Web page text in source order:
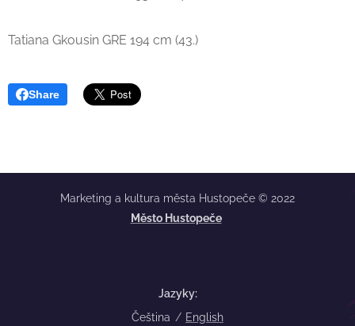
Tatiana Gkousin GRE 194 cm (43.)
Share
Marketing a kultura města Hustopeče © 2022
Město Hustopeče
Jazyky
Čeština
English